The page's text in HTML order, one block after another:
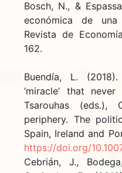
Bosch, N., &
económica de una
Revista de
162.
Buendía, L.
‘miracle’ that
Tsarouhas
periphery. The
Spain, Ireland and
https://doi.org/
Cebrián, J.,